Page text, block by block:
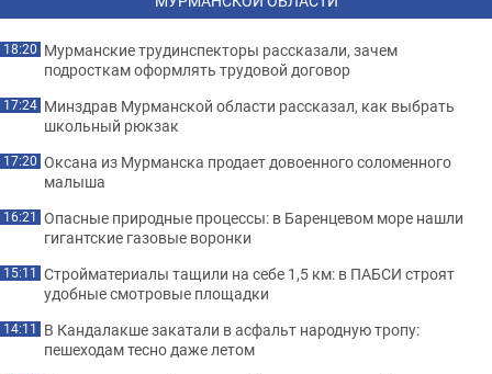
18:20 Мурманские трудинспекторы рассказали, зачем
подросткам оформлять трудовой договор
17:24 Минздрав Мурманской области рассказал, как выбрать
школьный рюкзак
17:20 Оксана из Мурманска продает довоенного соломенного
малыша
16:21 Опасные природные процессы: в Баренцевом море нашли
гигантские газовые воронки
15:11 Стройматериалы тащили на себе 1,5 км: в ПАБСИ строят
удобные смотровые площадки
14:11 В Кандалакше закатали в асфальт народную тропу:
пешеходам тесно даже летом